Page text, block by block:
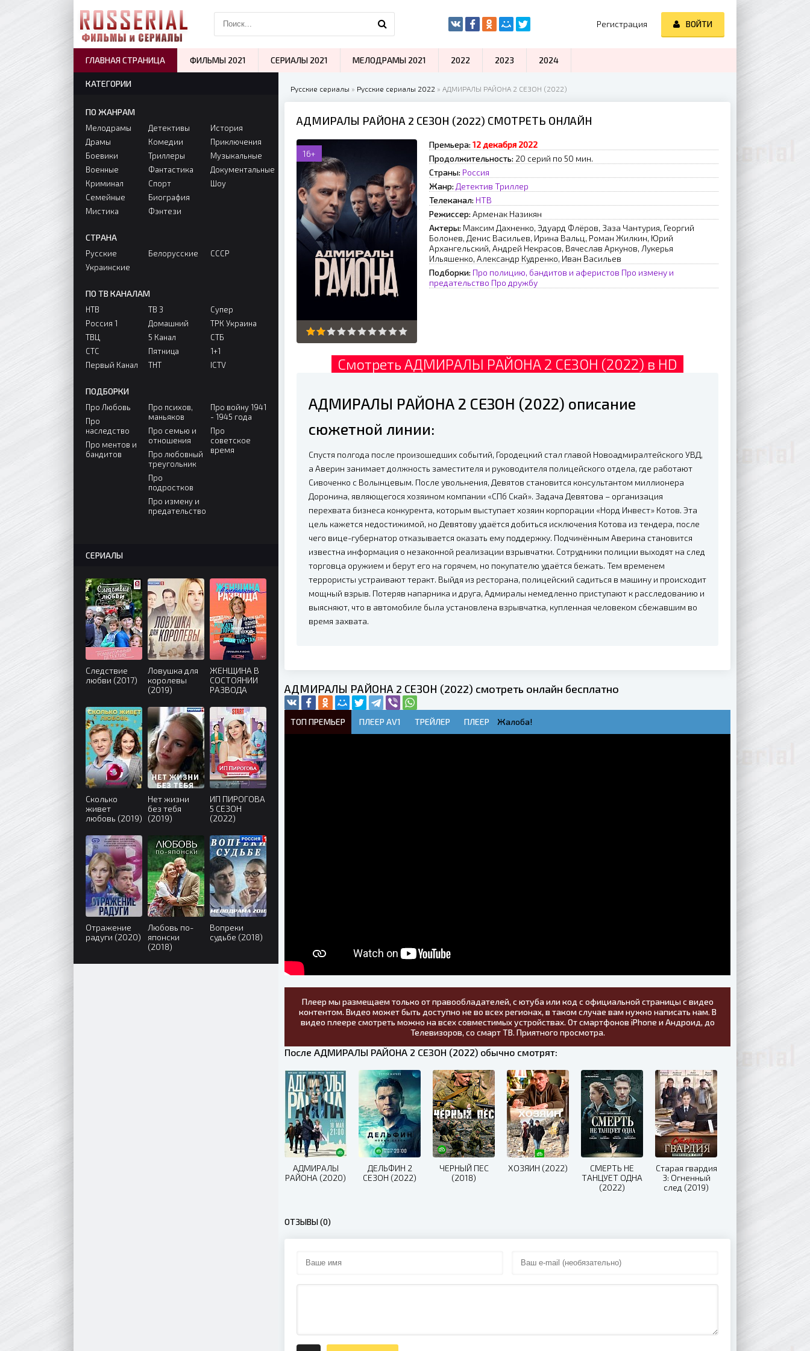
Русские сериалы » Русские сериалы 2022 » АДМИРАЛЫ РАЙОНА 2 СЕЗОН (2022)
АДМИРАЛЫ РАЙОНА 2 СЕЗОН (2022) СМОТРЕТЬ ОНЛАЙН
16+
Премьера: 12 декабря 2022
Продолжительность: 20 серий по 50 мин.
Страны: Россия
Жанр: Детектив Триллер
Телеканал: НТВ
Режиссер: Apмeнaк Haзикян
Актеры: Максим Дахненко, Эдуард Флёров, Заза Чантурия, Георгий
Болонев, Денис Васильев, Ирина Вальц, Роман Жилкин, Юрий
Архангельский, Андрей Некрасов, Вячеслав Аркунов, Лукерья
Ильяшенко, Александр Кудренко, Иван Васильев
Подборки: Про полицию, бандитов и аферистов Про измену и
предательство Про дружбу
Смотреть АДМИРАЛЫ РАЙОНА 2 СЕЗОН (2022) в HD
АДМИРАЛЫ РАЙОНА 2 СЕЗОН (2022) описание
сюжетной линии:
Спустя полгода после произошедших событий, Городецкий стал главой Новоадмиралтейского УВД,
а Аверин занимает должность заместителя и руководителя полицейского отдела, где работают
Сивоченко с Волынцевым. После увольнения, Девятов становится консультантом миллионера
Доронина, являющегося хозяином компании «СПб Скай». Задача Девятова – организация
перехвата бизнеса конкурента, которым выступает хозяин корпорации «Норд Инвест» Котов. Эта
цель кажется недостижимой, но Девятову удаётся добиться исключения Котова из тендера, после
чего вице-губернатор отказывается оказать ему поддержку. Подчинённым Аверина становится
известна информация о незаконной реализации взрывчатки. Сотрудники полиции выходят на след
торговца оружием и берут его на горячем, но покупателю удаётся бежать. Тем временем
террористы устраивают теракт. Выйдя из ресторана, полицейский садиться в машину и происходит
мощный взрыв. Потеряв напарника и друга, Адмиралы немедленно приступают к расследованию и
выясняют, что в автомобиле была установлена взрывчатка, купленная человеком сбежавшим во
время захвата.
АДМИРАЛЫ РАЙОНА 2 СЕЗОН (2022) смотреть онлайн бесплатно
ТОП ПРЕМЬЕР ПЛЕЕР AV1 ТРЕЙЛЕР ПЛЕЕР Жалоба!
Плеер мы размещаем только от правообладателей, с ютуба или код с официальной страницы с видео
контентом. Видео может быть доступно не во всех регионах, в таком случае вам нужно написать нам. В
видео плеере смотреть можно на всех совместимых устройствах. От смартфонов iPhone и Андроид, до
Телевизоров, со смарт ТВ. Приятного просмотра.
После АДМИРАЛЫ РАЙОНА 2 СЕЗОН (2022) обычно смотрят:
АДМИРАЛЫ
РАЙОНА (2020)
ДЕЛЬФИН 2
СЕЗОН (2022)
ЧЕРНЫЙ ПЕС
(2018)
ХОЗЯИН (2022)
СМЕРТЬ НЕ
ТАНЦУЕТ ОДНА
(2022)
Старая гвардия
3: Огненный
след (2019)
ОТЗЫВЫ (0)
КАТЕГОРИИ
ПО ЖАНРАМ
Мелодрамы
Драмы
Боевики
Военные
Криминал
Семейные
Мистика
Детективы
Комедии
Триллеры
Фантастика
Спорт
Биография
Фэнтези
История
Приключения
Музыкальные
Документальные
Шоу
СТРАНА
Русские
Украинские
Белорусские СССР
ПО ТВ КАНАЛАМ
НТВ
Россия 1
ТВЦ
СТС
Первый Канал
ТВ 3
Домашний
5 Канал
Пятница
ТНТ
Супер
ТРК Украина
СТБ
1+1
ICTV
ПОДБОРКИ
Про Любовь
Про
наследство
Про ментов и
бандитов
Про психов,
маньяков
Про семью и
отношения
Про любовный
треугольник
Про
подростков
Про измену и
предательство
Про войну 1941
- 1945 года
Про
советское
время
СЕРИАЛЫ
Следствие
любви (2017)
Ловушка для
королевы
(2019)
ЖЕНЩИНА В
СОСТОЯНИИ
РАЗВОДА
Сколько
живет
любовь (2019)
Нет жизни
без тебя
(2019)
ИП ПИРОГОВА
5 СЕЗОН
(2022)
Отражение
радуги (2020)
Любовь по-
японски
(2018)
Вопреки
судьбе (2018)
Регистрация ВОЙТИ
ГЛАВНАЯ СТРАНИЦА ФИЛЬМЫ 2021 СЕРИАЛЫ 2021 МЕЛОДРАМЫ 2021 2022 2023 2024